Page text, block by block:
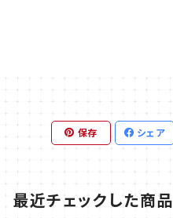
保存 シェア
最近チェックした商品